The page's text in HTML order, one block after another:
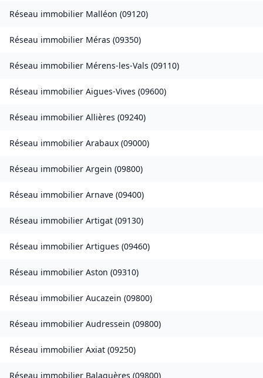
Réseau immobilier Malléon (09120)
Réseau immobilier Méras (09350)
Réseau immobilier Mérens-les-Vals (09110)
Réseau immobilier Aigues-Vives (09600)
Réseau immobilier Allières (09240)
Réseau immobilier Arabaux (09000)
Réseau immobilier Argein (09800)
Réseau immobilier Arnave (09400)
Réseau immobilier Artigat (09130)
Réseau immobilier Artigues (09460)
Réseau immobilier Aston (09310)
Réseau immobilier Aucazein (09800)
Réseau immobilier Audressein (09800)
Réseau immobilier Axiat (09250)
Réseau immobilier Balaguères (09800)